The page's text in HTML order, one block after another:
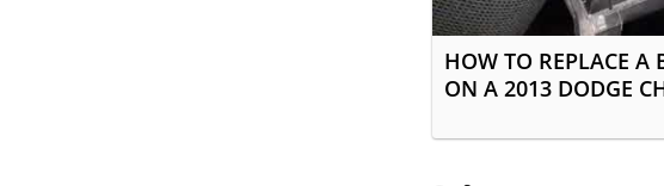
HOW TO REPLACE A
ON A 2013 DODGE